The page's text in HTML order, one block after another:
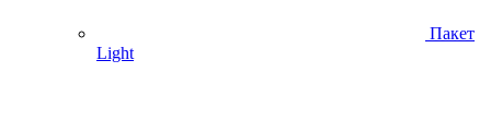
Пакет
Light